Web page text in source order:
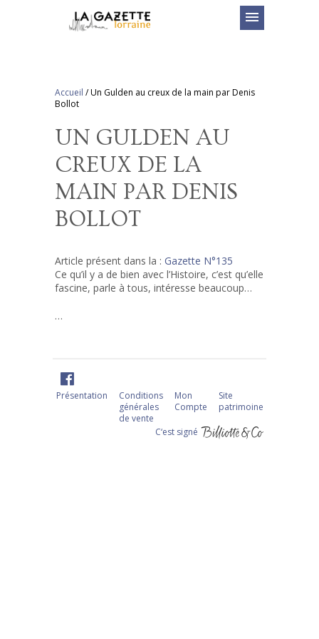
menu
Accueil /Un Gulden au creux de la main par Denis
Bollot
UN GULDEN AU
CREUX DE LA
MAIN PAR DENIS
BOLLOT
Article présent dans la : Gazette N°135
Ce qu’il y a de bien avec l’Histoire, c’est qu’elle
fascine, parle à tous, intéresse beaucoup…
…
Présentation
Conditions
générales
de vente
Mon
Compte
Site
patrimoine
C‘est signé